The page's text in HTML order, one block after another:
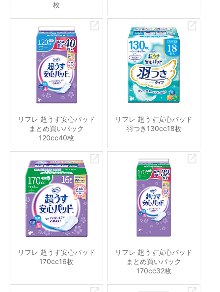
枚
リフレ 超うす安心パッド
まとめ買いパック
120cc40枚
リフレ 超うす安心パッド
羽つき130cc18枚
リフレ 超うす安心パッド
170cc16枚
リフレ 超うす安心パッド
まとめ買いパック
170cc32枚